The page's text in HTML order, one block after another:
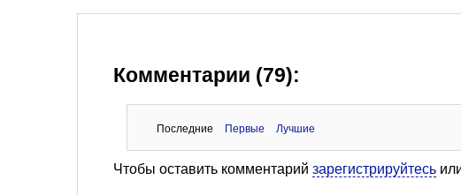
Комментарии (79):
Последние Первые Лучшие
Чтобы оставить комментарий зарегистрируйтесь